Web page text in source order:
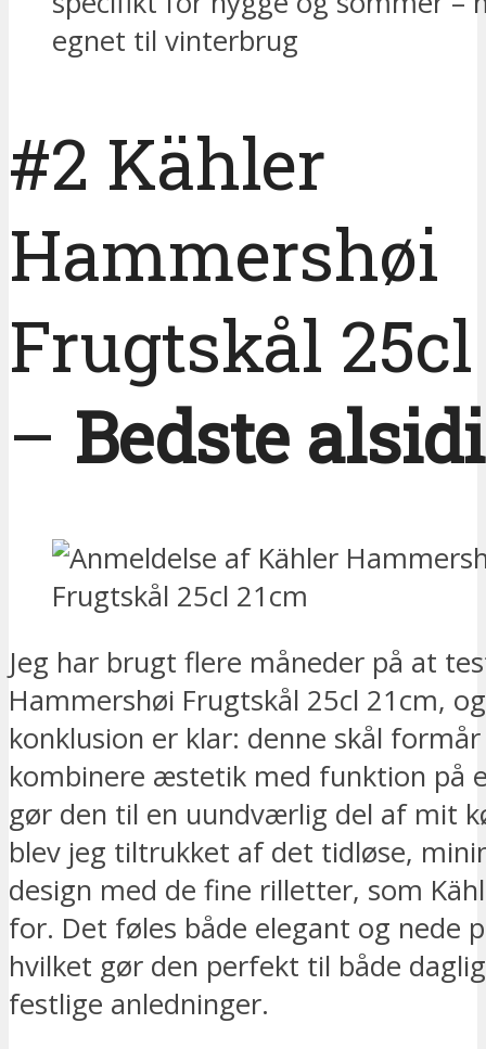
egnet til vinterbrug
#2 Kähler
Hammershøi
Frugtskål 25cl
– Bedste
Jeg har brugt flere måneder på at
Hammershøi Frugtskål 25cl 21cm,
konklusion er klar: denne skål
kombinere æstetik med funktion på
gør den til en uundværlig del af mit
blev jeg tiltrukket af det tidløse,
design med de fine rilletter, som
for. Det føles både elegant og nede
hvilket gør den perfekt til både
festlige anledninger.